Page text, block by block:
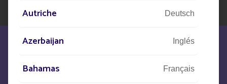
Autriche Deutsch
Azerbaijan Inglés
Bahamas Français